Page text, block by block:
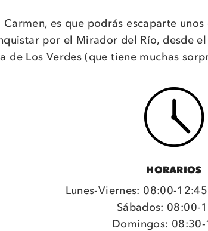
es que podrás escaparte
por el Mirador del Río, desde
Los Verdes (que tiene muchas
HORARIOS
Lunes-Viernes: 08:00-
Sábados: 08:00-
Domingos: